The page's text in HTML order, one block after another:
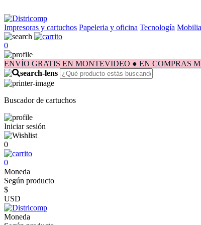
Impresoras y cartuchos Papeleria y oficina Tecnología
0
ENVÍO GRATIS EN MONTEVIDEO ● EN COMPRAS
Buscador de cartuchos
Iniciar sesión
0
0
Moneda
Según producto
$
USD
Moneda